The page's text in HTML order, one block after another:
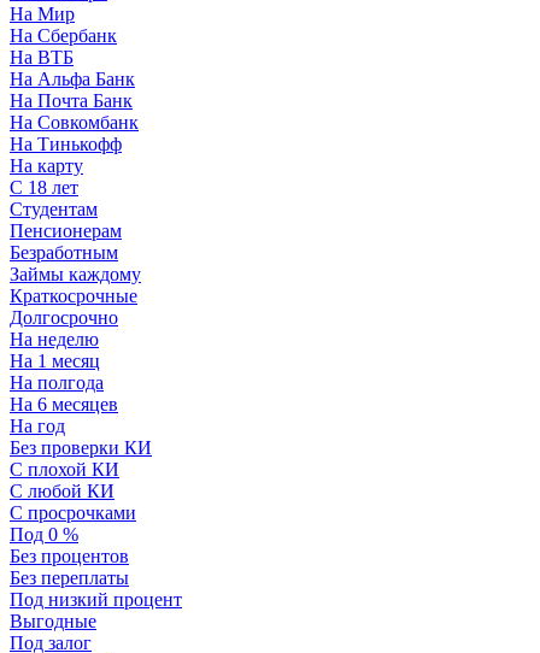
На Мир
На Сбербанк
На ВТБ
На Альфа Банк
На Почта Банк
На Совкомбанк
На Тинькофф
На карту
С 18 лет
Студентам
Пенсионерам
Безработным
Займы каждому
Краткосрочные
Долгосрочно
На неделю
На 1 месяц
На полгода
На 6 месяцев
На год
Без проверки КИ
С плохой КИ
С любой КИ
С просрочками
Под 0 %
Без процентов
Без переплаты
Под низкий процент
Выгодные
Под залог